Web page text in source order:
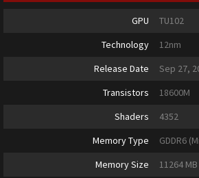
GPU
TU102
Technology
12nm
Release Date
Sep 27,
Transistors
18600M
Shaders
4352
Memory Type
GDDR6
Memory Size
11264 MB